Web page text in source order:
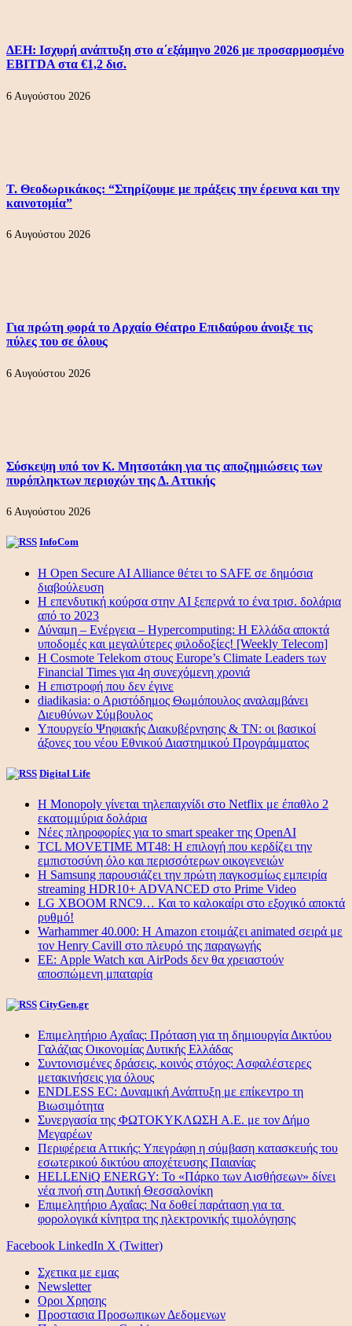
ΔΕΗ: Ισχυρή ανάπτυξη στο α΄εξάμηνο 2026 με προσαρμοσμένο
EBITDA στα €1,2 δισ.
6 Αυγούστου 2026
Τ. Θεοδωρικάκος: “Στηρίζουμε με πράξεις την έρευνα και την
καινοτομία”
6 Αυγούστου 2026
Για πρώτη φορά το Αρχαίο Θέατρο Επιδαύρου άνοιξε τις
πύλες του σε όλους
6 Αυγούστου 2026
Σύσκεψη υπό τον Κ. Μητσοτάκη για τις αποζημιώσεις των
πυρόπληκτων περιοχών της Δ. Αττικής
6 Αυγούστου 2026
InfoCom
Η Open Secure AI Alliance θέτει το SAFE σε δημόσια
διαβούλευση
Η επενδυτική κούρσα στην AI ξεπερνά το ένα τρισ. δολάρια
από το 2023
Δύναμη – Ενέργεια – Ηypercomputing: Η Ελλάδα αποκτά
υποδομές και μεγαλύτερες φιλοδοξίες! [Weekly Telecom]
Η Cosmote Telekom στους Europe’s Climate Leaders των
Financial Times για 4η συνεχόμενη χρονιά
Η επιστροφή που δεν έγινε
diadikasia: ο Αριστόδημος Θωμόπουλος αναλαμβάνει
Διευθύνων Σύμβουλος
Υπουργείο Ψηφιακής Διακυβέρνησης & ΤΝ: οι βασικοί
άξονες του νέου Εθνικού Διαστημικού Προγράμματος
Digital Life
Η Monopoly γίνεται τηλεπαιχνίδι στο Netflix με έπαθλο 2
εκατομμύρια δολάρια
Νέες πληροφορίες για το smart speaker της OpenAI
TCL MOVETIME MT48: Η επιλογή που κερδίζει την
εμπιστοσύνη όλο και περισσότερων οικογενειών
Η Samsung παρουσιάζει την πρώτη παγκοσμίως εμπειρία
streaming HDR10+ ADVANCED στο Prime Video
LG XBOOM RNC9… Και το καλοκαίρι στο εξοχικό αποκτά
ρυθμό!
Warhammer 40.000: Η Amazon ετοιμάζει animated σειρά με
τον Henry Cavill στο πλευρό της παραγωγής
ΕΕ: Apple Watch και AirPods δεν θα χρειαστούν
αποσπώμενη μπαταρία
CityGen.gr
Επιμελητήριο Αχαΐας: Πρόταση για τη δημιουργία Δικτύου
Γαλάζιας Οικονομίας Δυτικής Ελλάδας
Συντονισμένες δράσεις, κοινός στόχος: Ασφαλέστερες
μετακινήσεις για όλους
ENDLESS EC: Δυναμική Ανάπτυξη με επίκεντρο τη
Βιωσιμότητα
Συνεργασία της ΦΩΤΟΚΥΚΛΩΣΗ Α.Ε. με τον Δήμο
Μεγαρέων
Περιφέρεια Αττικής: Υπεγράφη η σύμβαση κατασκευής του
εσωτερικού δικτύου αποχέτευσης Παιανίας
HELLENiQ ENERGY: Το «Πάρκο των Αισθήσεων» δίνει
νέα πνοή στη Δυτική Θεσσαλονίκη
Επιμελητήριο Αχαΐας: Να δοθεί παράταση για τα
φορολογικά κίνητρα της ηλεκτρονικής τιμολόγησης
Facebook LinkedIn X (Twitter)
Σχετικα με εμας
Newsletter
Οροι Χρησης
Προστασια Προσωπικων Δεδομενων